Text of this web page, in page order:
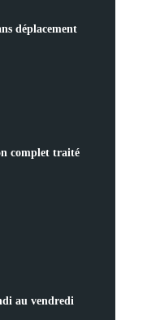
déplacement
complet traité
au vendredi